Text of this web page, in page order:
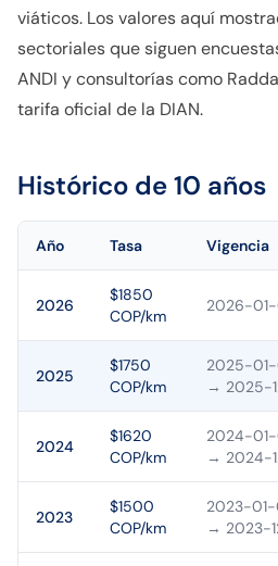
viáticos. Los valores aquí
sectoriales que siguen
ANDI y consultorías como
tarifa oficial de la DIAN.
Histórico de 10 años
Año Tasa Vigencia
2026
$1850
COP/km
2026-01-
2025
$1750
COP/km
2025-01-
→ 2025-
2024
$1620
COP/km
2024-01-
→ 2024-
2023
$1500
COP/km
2023-01-
→ 2023-